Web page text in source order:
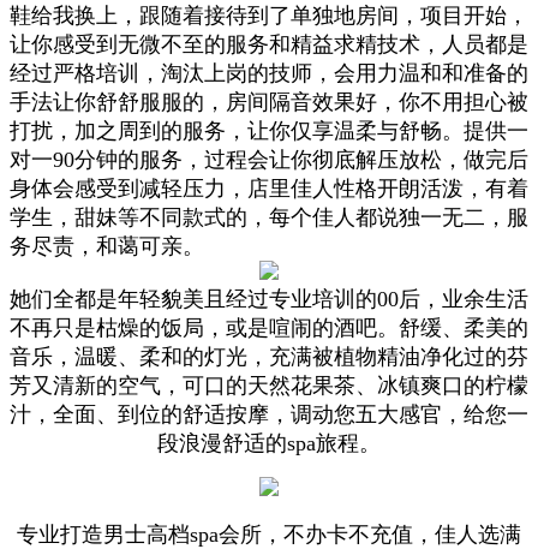
鞋给我换上，跟随着接待到了单独地房间，项目开始，
让你感受到无微不至的服务和精益求精技术，人员都是
经过严格培训，淘汰上岗的技师，会用力温和和准备的
手法让你舒舒服服的，房间隔音效果好，你不用担心被
打扰，加之周到的服务，让你仅享温柔与舒畅。提供一
对一90分钟的服务，过程会让你彻底解压放松，做完后
身体会感受到减轻压力，店里佳人性格开朗活泼，有着
学生，甜妹等不同款式的，每个佳人都说独一无二，服
务尽责，和蔼可亲。
她们全都是年轻貌美且经过专业培训的00后，业余生活
不再只是枯燥的饭局，或是喧闹的酒吧。舒缓、柔美的
音乐，温暖、柔和的灯光，充满被植物精油净化过的芬
芳又清新的空气，可口的天然花果茶、冰镇爽口的柠檬
汁，全面、到位的舒适按摩，调动您五大感官，给您一
段浪漫舒适的spa旅程。
专业打造男士高档spa会所，不办卡不充值，佳人选满